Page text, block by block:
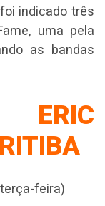
indicado três
uma pela
as bandas
feira)